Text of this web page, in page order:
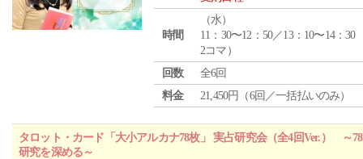
時間
（水）
11：30〜12：50／13：10〜14：30
2コマ）
回数
全6回
料金
21,450円（6回／一括払いのみ）
タロット・カード「大小アルカナ78枚」 実占研究会（全4回Ver.） ～
研究を深める～